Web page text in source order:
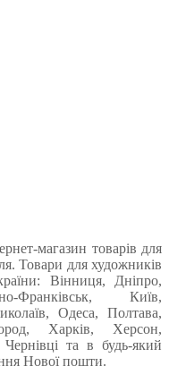
магазин товарів для
Товари для художників
Вінниця, Дніпро,
Франківськ, Київ,
Одеса, Полтава,
Харків, Херсон,
та в будь-який
Нової пошти.